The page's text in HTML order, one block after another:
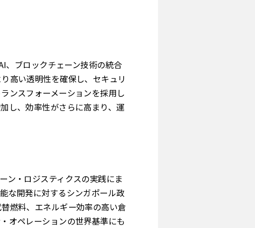
、ブロックチェーン技術の統合
高い透明性を確保し、セキュリ
ンスフォーメーションを採用し
し、効率性がさらに高まり、運
ン・ロジスティクスの実践にま
な開発に対するシンガポール政
燃料、エネルギー効率の高い倉
オペレーションの世界基準にも